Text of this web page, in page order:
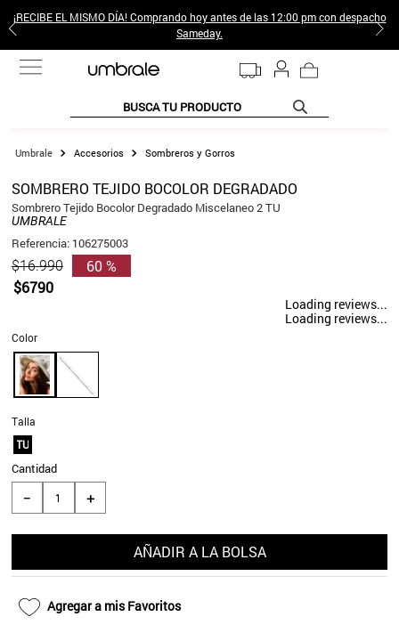
¡RECIBE EL MISMO DÍA! Comprando hoy antes de las 12:00 pm con despacho
Sameday.
BUSCA TU PRODUCTO
Accesorios Sombreros y Gorros
SOMBRERO TEJIDO BOCOLOR DEGRADADO
Sombrero Tejido Bocolor Degradado Miscelaneo 2 TU
UMBRALE
Referencia: 106275003
$16.990
$6790
60 %
Loading reviews...
Loading reviews...
Talla
TU
Color
Cantidad
＋
－
AÑADIR A LA BOLSA
Agregar a mis Favoritos
TÉRMINOS MÁS BUSCADOS
2.
sweter
4.
gamulan
5.
7.
8.
collar